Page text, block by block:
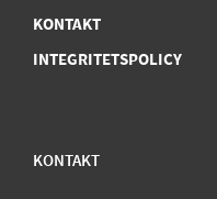
KONTAKT
INTEGRITETSPOLICY
KONTAKT